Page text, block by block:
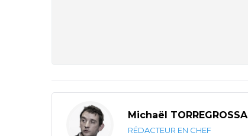
Michaël TORREGROSSA
RÉDACTEUR EN CHEF